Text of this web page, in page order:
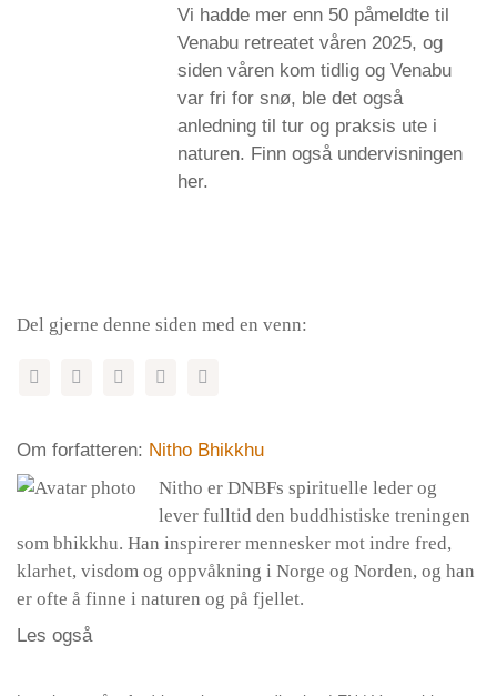
Vi hadde mer enn 50 påmeldte til
Venabu retreatet våren 2025, og
siden våren kom tidlig og Venabu
var fri for snø, ble det også
anledning til tur og praksis ute i
naturen. Finn også undervisningen
her.
Del gjerne denne siden med en venn:
Om forfatteren: Nitho Bhikkhu
Nitho er DNBFs spirituelle leder og
lever fulltid den buddhistiske treningen
som bhikkhu. Han inspirerer mennesker mot indre fred,
klarhet, visdom og oppvåkning i Norge og Norden, og han
er ofte å finne i naturen og på fjellet.
Les også